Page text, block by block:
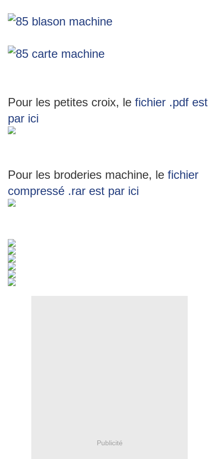
Pour les petites croix, le fichier .pdf est
par ici
Pour les broderies machine, le fichier
compressé .rar est par ici
Publicité